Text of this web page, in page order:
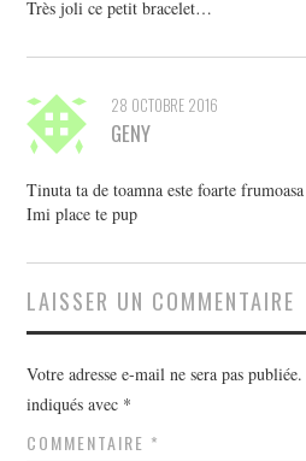
Très joli ce petit bracelet…
28 OCTOBRE 2016
GENY
Tinuta ta de toamna este foarte frumoasa
Imi place te pup
LAISSER UN COMMENTAIRE
Votre adresse e-mail ne sera pas publiée.
indiqués avec *
COMMENTAIRE *